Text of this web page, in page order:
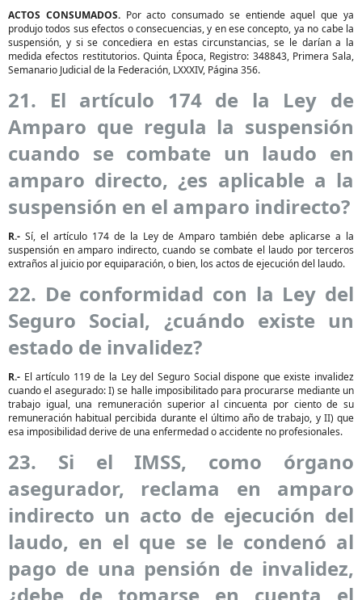
ACTOS CONSUMADOS.Por acto consumado se entiende aquel que ya
produjo todos sus efectos o consecuencias, y en ese concepto, ya no cabe la
suspensión, y si se concediera en estas circunstancias, se le darían a la
medida efectos restitutorios. Quinta Época, Registro: 348843, Primera Sala,
Semanario Judicial de la Federación, LXXXIV, Página 356.
21. El artículo 174 de la Ley de
Amparo que regula la suspensión
cuando se combate un laudo en
amparo directo, ¿es aplicable a la
suspensión en el amparo indirecto?
R.- Sí, el artículo 174 de la Ley de Amparo también debe aplicarse a la
suspensión en amparo indirecto, cuando se combate el laudo por terceros
extraños al juicio por equiparación, o bien, los actos de ejecución del laudo.
22. De conformidad con la Ley del
Seguro Social, ¿cuándo existe un
estado de invalidez?
R.- El artículo 119 de la Ley del Seguro Social dispone que existe invalidez
cuando el asegurado: I) se halle imposibilitado para procurarse mediante un
trabajo igual, una remuneración superior al cincuenta por ciento de su
remuneración habitual percibida durante el último año de trabajo, y II) que
esa imposibilidad derive de una enfermedad o accidente no profesionales.
23. Si el IMSS, como órgano
asegurador, reclama en amparo
indirecto un acto de ejecución del
laudo, en el que se le condenó al
pago de una pensión de invalidez,